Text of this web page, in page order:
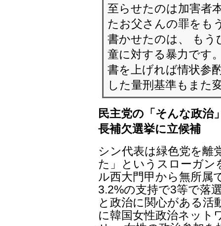
至らせたのは加害者
たお父さんの罪をも
書かせたのは、 もう
童に対する暴力です
書を上げれば情状参
した量刑基準もまた
民主党の「そんな政治
長補欠選挙に立候補
シン代表は緑色党を離
た」というスローガン
ル西大門甲から無所属
3.2%の支持で3等で落
と政治に関心がある活
に韓国女性政治ネット